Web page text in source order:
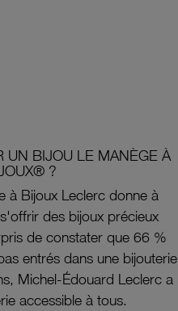
UN BIJOU LE MANÈGE À
?
à Bijoux Leclerc donne à
des bijoux précieux
de constater que 66 %
entrés dans une bijouterie
Michel-Édouard Leclerc a
accessible à tous.